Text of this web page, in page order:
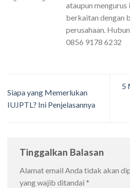
ataupun mengurus
berkaitan dengan
perusahaan.
0856 9178 6232
Siapa yang Memerlukan
IUJPTL? Ini Penjelasannya
5
Tinggalkan Balasan
Alamat email Anda tidak akan
yang wajib ditandai *